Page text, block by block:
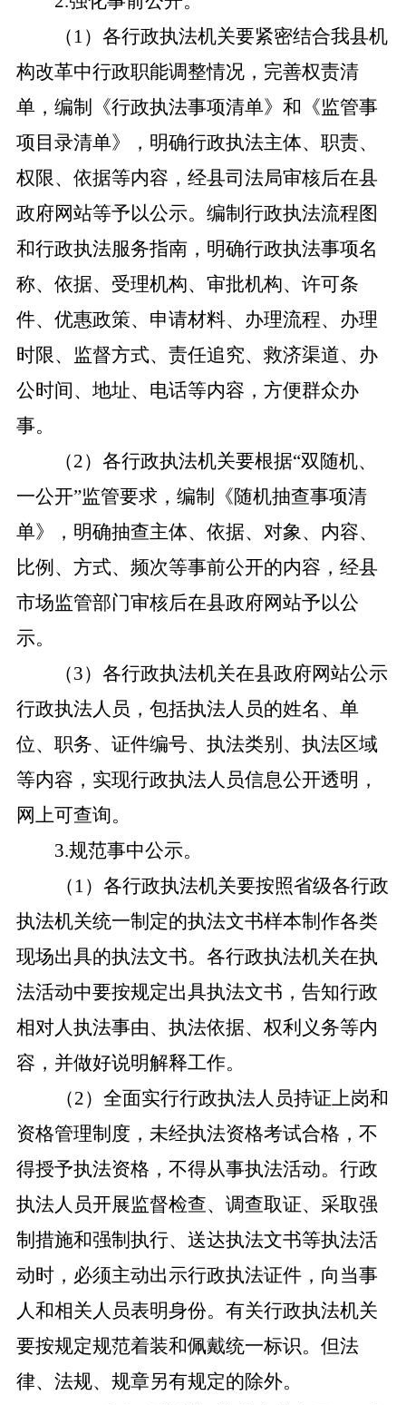
（ 1）各行政执法机关要紧密结合我县机
构改革中行政职能调整情况，完善权责清
单，编制《行政执法事项清单》和《监管事
项目录清单》，明确行政执法主体、职责、
权限、依据等内容，经县司法局审核后在县
政府网站等予以公示。编制行政执法流程图
和行政执法服务指南，明确行政执法事项名
称、依据、受理机构、审批机构、许可条
件、优惠政策、申请材料、办理流程、办理
时限、监督方式、责任追究、救济渠道、办
公时间、地址、电话等内容，方便群众办
事。
（2）各行政执法机关要根据“双随机、
一公开”监管要求，编制《随机抽查事项清
单》，明确抽查主体、依据、对象、内容、
比例、方式、频次等事前公开的内容，经县
市场监管部门审核后在县政府网站予以公
示。
（3）各行政执法机关在县政府网站公示
行政执法人员，包括执法人员的姓名、单
位、职务、证件编号、执法类别、执法区域
等内容，实现行政执法人员信息公开透明，
网上可查询。
3.规范事中公示。
（ 1）各行政执法机关要按照省级各行政
执法机关统一制定的执法文书样本制作各类
现场出具的执法文书。各行政执法机关在执
法活动中要按规定出具执法文书，告知行政
相对人执法事由、执法依据、权利义务等内
容，并做好说明解释工作。
（2）全面实行行政执法人员持证上岗和
资格管理制度，未经执法资格考试合格，不
得授予执法资格，不得从事执法活动。行政
执法人员开展监督检查、调查取证、采取强
制措施和强制执行、送达执法文书等执法活
动时，必须主动出示行政执法证件，向当事
人和相关人员表明身份。有关行政执法机关
要按规定规范着装和佩戴统一标识。但法
律、法规、规章另有规定的除外。